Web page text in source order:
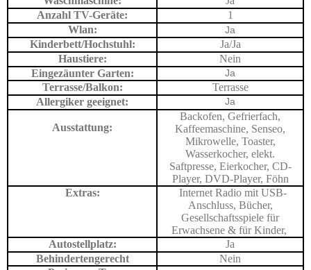
Anzahl TV-Geräte:
1
Wlan:
Ja
Kinderbett/Hochstuhl:
Ja/Ja
Haustiere:
Nein
Eingezäunter Garten:
Ja
Terrasse/Balkon:
Terrasse
Allergiker geeignet:
Ja
Ausstattung:
Backofen, Gefrierfach,
Kaffeemaschine, Senseo,
Mikrowelle, Toaster,
Wasserkocher, elekt.
Saftpresse, Eierkocher, CD-
Player, DVD-Player, Föhn
Extras:
Internet Radio mit USB-
Anschluss, Bücher,
Gesellschaftsspiele für
Erwachsene & für Kinder,
Autostellplatz:
Ja
Behindertengerecht
Nein